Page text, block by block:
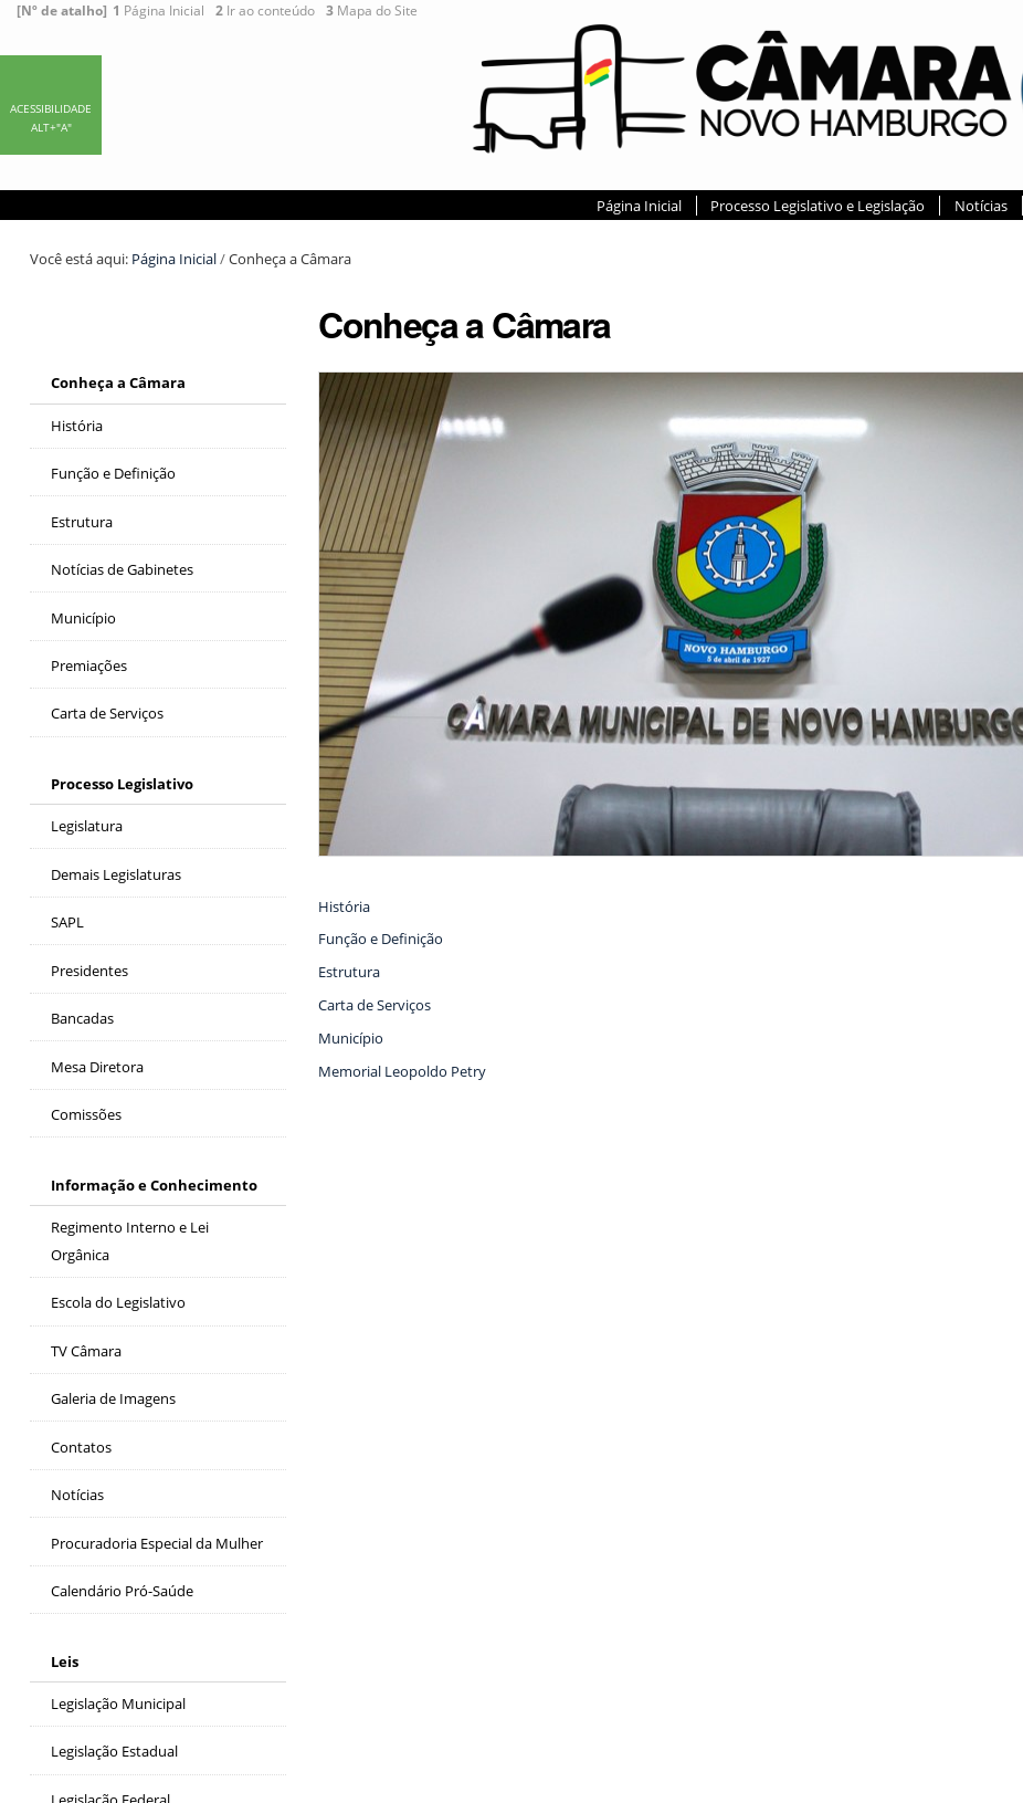
[Nº de atalho] 1 Página Inicial 2 Ir ao conteúdo 3 Mapa do Site
ACESSIBILIDADE
ALT+"A"
Página Inicial Processo Legislativo e Legislação Notícias
Você está aqui: Página Inicial/Conheça a Câmara
Conheça a Câmara
História
Função e Definição
Estrutura
Notícias de Gabinetes
Município
Premiações
Carta de Serviços
Processo Legislativo
Legislatura
Demais Legislaturas
SAPL
Presidentes
Bancadas
Mesa Diretora
Comissões
Informação e Conhecimento
Regimento Interno e Lei
Orgânica
Escola do Legislativo
TV Câmara
Galeria de Imagens
Contatos
Notícias
Procuradoria Especial da Mulher
Calendário Pró-Saúde
Leis
Legislação Municipal
Legislação Estadual
Conheça a Câmara
História
Função e Definição
Estrutura
Carta de Serviços
Município
Memorial Leopoldo Petry